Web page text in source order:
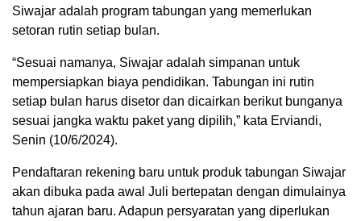
Siwajar adalah program tabungan yang memerlukan
setoran rutin setiap bulan.
“Sesuai namanya, Siwajar adalah simpanan untuk
mempersiapkan biaya pendidikan. Tabungan ini rutin
setiap bulan harus disetor dan dicairkan berikut bunganya
sesuai jangka waktu paket yang dipilih,” kata Erviandi,
Senin (10/6/2024).
Pendaftaran rekening baru untuk produk tabungan Siwajar
akan dibuka pada awal Juli bertepatan dengan dimulainya
tahun ajaran baru. Adapun persyaratan yang diperlukan